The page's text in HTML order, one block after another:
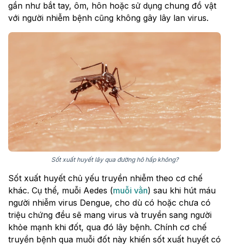
gần như bắt tay, ôm, hôn hoặc sử dụng chung đồ vật
với người nhiễm bệnh cũng không gây lây lan virus.
Sốt xuất huyết lây qua đường hô hấp không?
Sốt xuất huyết chủ yếu truyền nhiễm theo cơ chế
khác. Cụ thể, muỗi Aedes (muỗi vằn) sau khi hút máu
người nhiễm virus Dengue, cho dù có hoặc chưa có
triệu chứng đều sẽ mang virus và truyền sang người
khỏe mạnh khi đốt, qua đó lây bệnh. Chính cơ chế
truyền bệnh qua muỗi đốt này khiến sốt xuất huyết có